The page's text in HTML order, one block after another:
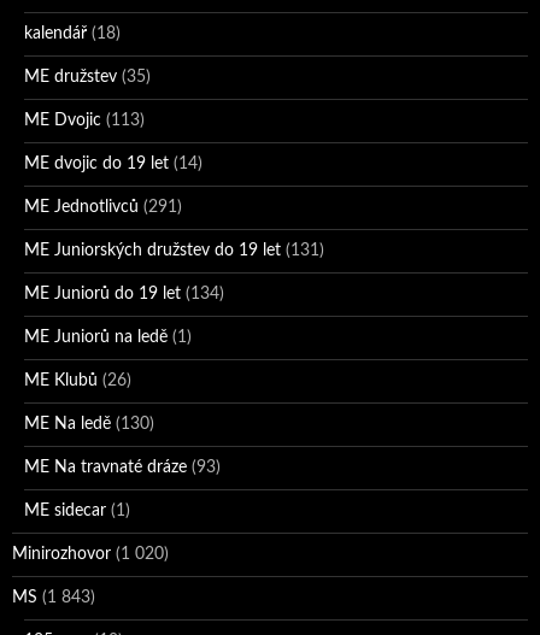
kalendář (18)
ME družstev (35)
ME Dvojic (113)
ME dvojic do 19 let (14)
ME Jednotlivců (291)
ME Juniorských družstev do 19 let (131)
ME Juniorů do 19 let (134)
ME Juniorů na ledě (1)
ME Klubů (26)
ME Na ledě (130)
ME Na travnaté dráze (93)
ME sidecar (1)
Minirozhovor (1 020)
MS (1 843)